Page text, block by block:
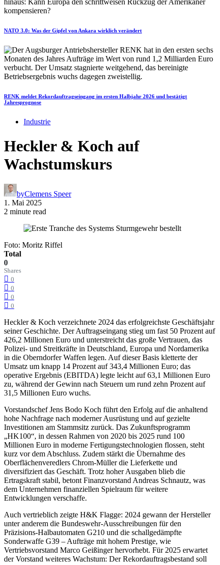
NATO 3.0: Was der Gipfel von Ankara wirklich verändert
RENK meldet Rekordauftragseingang im ersten Halbjahr 2026 und bestätigt
Jahresprognose
Industrie
Heckler & Koch auf
Wachstumskurs
byClemens Speer
1. Mai 2025
2 minute read
Foto: Moritz Riffel
Total
0
Shares
0
0
0
0
Heckler & Koch verzeichnete 2024 das erfolgreichste Geschäftsjahr
seiner Geschichte. Der Auftragseingang stieg um fast 50 Prozent auf
426,2 Millionen Euro und unterstreicht das große Vertrauen, das
Polizei- und Streitkräfte in Deutschland, Europa und Nordamerika
in die Oberndorfer Waffen legen. Auf dieser Basis kletterte der
Umsatz um knapp 14 Prozent auf 343,4 Millionen Euro; das
operative Ergebnis (EBITDA) legte leicht auf 63,1 Millionen Euro
zu, während der Gewinn nach Steuern um rund zehn Prozent auf
31,5 Millionen Euro wuchs.
Vorstandschef Jens Bodo Koch führt den Erfolg auf die anhaltend
hohe Nachfrage nach moderner Ausrüstung und auf gezielte
Investitionen am Stammsitz zurück. Das Zukunftsprogramm
„HK100“, in dessen Rahmen von 2020 bis 2025 rund 100
Millionen Euro in moderne Fertigungstechnologien flossen, steht
kurz vor dem Abschluss. Zudem stärkt die Übernahme des
Oberflächenveredlers Chrom-Müller die Lieferkette und
diversifiziert das Geschäft. Trotz hoher Ausgaben blieb die
Ertragskraft stabil, betont Finanzvorstand Andreas Schnautz, was
dem Unternehmen finanziellen Spielraum für weitere
Entwicklungen verschaffe.
Auch vertrieblich zeigte H&K Flagge: 2024 gewann der Hersteller
unter anderem die Bundeswehr-Ausschreibungen für den
Präzisions-Halbautomaten G210 und die schallgedämpfte
Sonderwaffe G39 – Aufträge mit hohem Prestige, wie
Vertriebsvorstand Marco Geißinger hervorhebt. Für 2025 erwartet
der Vorstand weiteres Wachstum: Der Rekordauftragsbestand soll